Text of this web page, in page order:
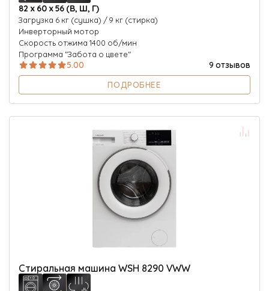
82 х 60 х 56 (В, Ш, Г)
Загрузка 6 кг (сушка) / 9 кг (стирка)
Инверторный мотор
Скорость отжима 1400 об/мин
Программа "Забота о цвете"
5.00
9 отзывов
ПОДРОБНЕЕ
Стиральная машина WSH 8290 VWW